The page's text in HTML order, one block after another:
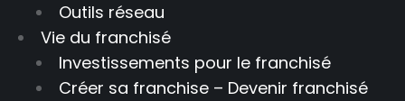
Outils réseau
Vie du franchisé
Investissements pour le franchisé
Créer sa franchise – Devenir franchisé